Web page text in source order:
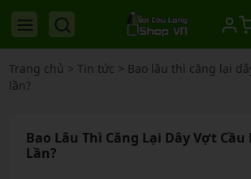
Trang chủ > Tin tức > Bao lâu thì căng lại
lần?
Bao Lâu Thì Căng Lại Dây Vợt
Lần?